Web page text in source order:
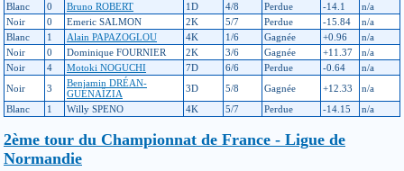
Blanc
0 Bruno ROBERT 1D 4/8 Perdue -14.1
n/a
Noir
0 Emeric SALMON 2K 5/7 Perdue -15.84
n/a
Blanc
1 Alain PAPAZOGLOU 4K 1/6 Gagnée +0.96
n/a
Noir
0 Dominique FOURNIER 2K 3/6 Gagnée +11.37
n/a
Noir
4 Motoki NOGUCHI 7D 6/6 Perdue -0.64
n/a
Noir
3
Benjamin DRÉAN-
GUÉNAÏZIA
3D 5/8 Gagnée +12.33
n/a
Blanc
1 Willy SPENO 4K 5/7 Perdue -14.15 n/a
2ème tour du Championnat de France - Ligue de
Normandie